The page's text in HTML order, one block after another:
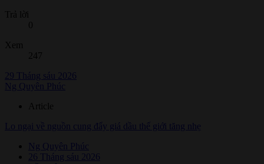
Trả lời
0
Xem
247
29 Tháng sáu 2026
Ng Quyên Phúc
Article
Lo ngại về nguồn cung đẩy giá dầu thế giới tăng nhẹ
Ng Quyên Phúc
26 Tháng sáu 2026